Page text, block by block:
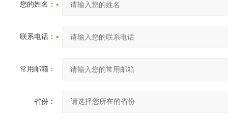
您的姓名：
联系电话：
常用邮箱：
省份：